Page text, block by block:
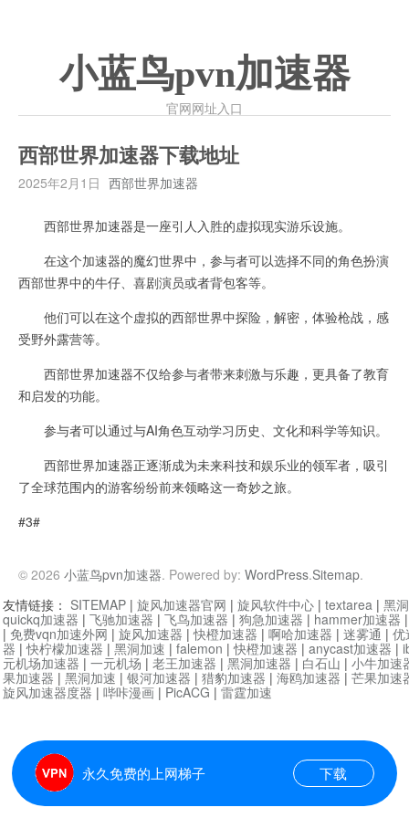
小蓝鸟pvn加速器
官网网址入口
西部世界加速器下载地址
2025年2月1日 西部世界加速器
西部世界加速器是一座引人入胜的虚拟现实游乐设施。
在这个加速器的魔幻世界中，参与者可以选择不同的角色扮演
西部世界中的牛仔、喜剧演员或者背包客等。
他们可以在这个虚拟的西部世界中探险，解密，体验枪战，感
受野外露营等。
西部世界加速器不仅给参与者带来刺激与乐趣，更具备了教育
和启发的功能。
参与者可以通过与AI角色互动学习历史、文化和科学等知识。
西部世界加速器正逐渐成为未来科技和娱乐业的领军者，吸引
了全球范围内的游客纷纷前来领略这一奇妙之旅。
#3#
© 2026 小蓝鸟pvn加速器. Powered by: WordPress.Sitemap.
永久免费的上网梯子 下载
友情链接： SITEMAP | 旋风加速器官网 | 旋风软件中心 | textarea | 黑
quickq加速器 | 飞驰加速器 | 飞鸟加速器 | 狗急加速器 | hammer加速器
| 免费vqn加速外网 | 旋风加速器 |快橙加速器 | 啊哈加速器 | 迷雾通 | 优
器 |快柠檬加速器 | 黑洞加速 | falemon |快橙加速器 | anycast加速器 |
元机场加速器 | 一元机场 | 老王加速器 | 黑洞加速器 | 白石山 | 小牛加速
果加速器 | 黑洞加速 | 银河加速器 | 猎豹加速器 | 海鸥加速器 | 芒果加速
旋风加速器度器 | 哔咔漫画 | PicACG | 雷霆加速